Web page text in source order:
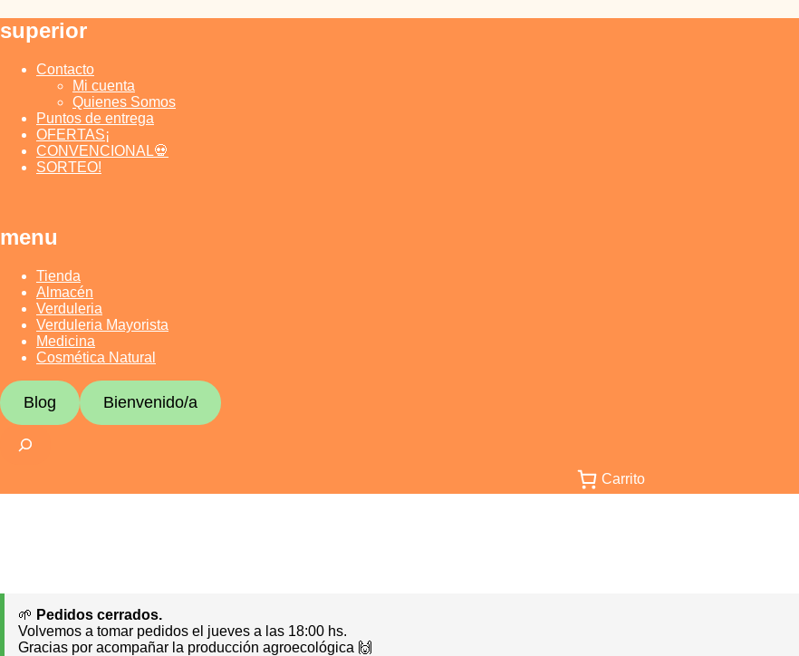
Saltar
al
superior
Contacto
Mi cuenta
Quienes Somos
Puntos de entrega
OFERTAS¡
CONVENCIONAL💀
SORTEO!
menu
Tienda
Almacén
Verduleria
Verduleria Mayorista
Medicina
Cosmética Natural
Blog Bienvenido/a
Carrito
🌱 Pedidos cerrados.
Volvemos a tomar pedidos el jueves a las 18:00 hs.
Gracias por acompañar la producción agroecológica 🙌